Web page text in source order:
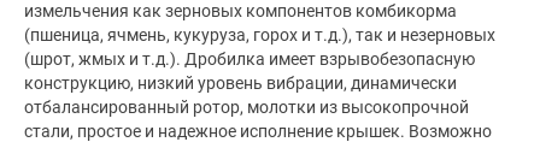
измельчения как зерновых компонентов комбикорма
(пшеница, ячмень, кукуруза, горох и т.д.), так и незерновых
(шрот, жмых и т.д.). Дробилка имеет взрывобезопасную
конструкцию, низкий уровень вибрации, динамически
отбалансированный ротор, молотки из высокопрочной
стали, простое и надежное исполнение крышек. Возможно